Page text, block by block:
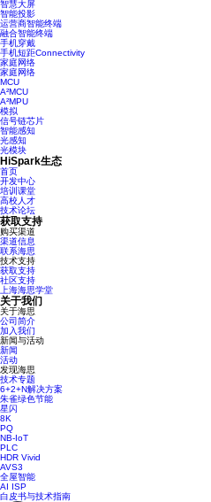
智慧大屏
智能投影
运营商智能终端
融合智能终端
手机穿戴
手机短距Connectivity
家庭网络
家庭网络
MCU
A²MCU
A²MPU
模拟
信号链芯片
智能感知
光感知
光模块
HiSpark生态
首页
开发中心
培训课堂
高校人才
技术论坛
获取支持
购买渠道
渠道信息
联系海思
技术支持
获取支持
社区支持
上海海思学堂
关于我们
关于海思
公司简介
加入我们
新闻与活动
新闻
活动
发现海思
技术专题
6+2+N解决方案
朱雀绿色节能
星闪
8K
PQ
NB-IoT
PLC
HDR Vivid
AVS3
全屋智能
AI ISP
白皮书与技术指南